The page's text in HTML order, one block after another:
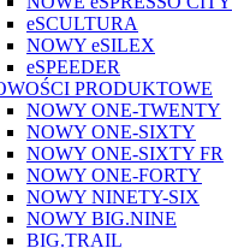
eSCULTURA
NOWY eSILEX
eSPEEDER
PRODUKTOWE
NOWY ONE-TWENTY
NOWY ONE-SIXTY
NOWY ONE-SIXTY FR
NOWY ONE-FORTY
NOWY NINETY-SIX
NOWY BIG.NINE
BIG.TRAIL